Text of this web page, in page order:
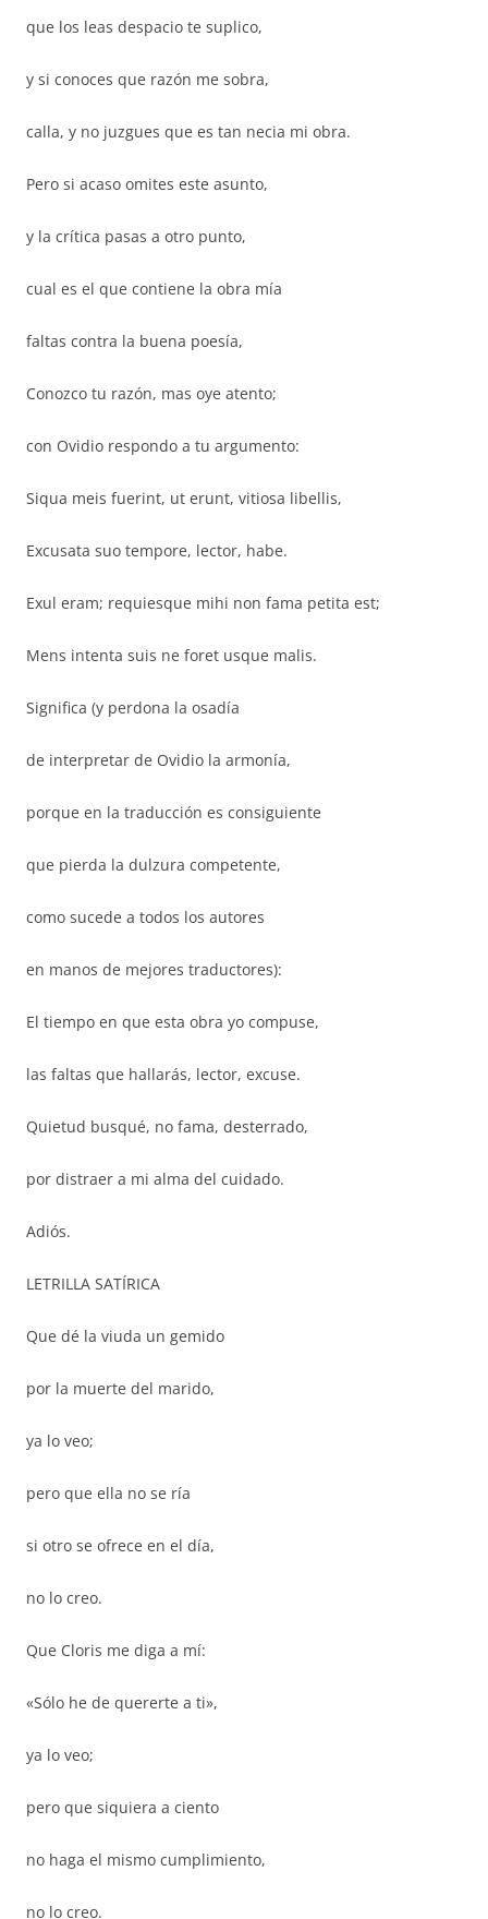
que los leas despacio te suplico,
y si conoces que razón me sobra,
calla, y no juzgues que es tan necia mi obra.
Pero si acaso omites este asunto,
y la crítica pasas a otro punto,
cual es el que contiene la obra mía
faltas contra la buena poesía,
Conozco tu razón, mas oye atento;
con Ovidio respondo a tu argumento:
Siqua meis fuerint, ut erunt, vitiosa libellis,
Excusata suo tempore, lector, habe.
Exul eram; requiesque mihi non fama petita est;
Mens intenta suis ne foret usque malis.
Significa (y perdona la osadía
de interpretar de Ovidio la armonía,
porque en la traducción es consiguiente
que pierda la dulzura competente,
como sucede a todos los autores
en manos de mejores traductores):
El tiempo en que esta obra yo compuse,
las faltas que hallarás, lector, excuse.
Quietud busqué, no fama, desterrado,
por distraer a mi alma del cuidado.
Adiós.
LETRILLA SATÍRICA
Que dé la viuda un gemido
por la muerte del marido,
ya lo veo;
pero que ella no se ría
si otro se ofrece en el día,
no lo creo.
Que Cloris me diga a mí:
«Sólo he de quererte a ti»,
ya lo veo;
pero que siquiera a ciento
no haga el mismo cumplimiento,
no lo creo.